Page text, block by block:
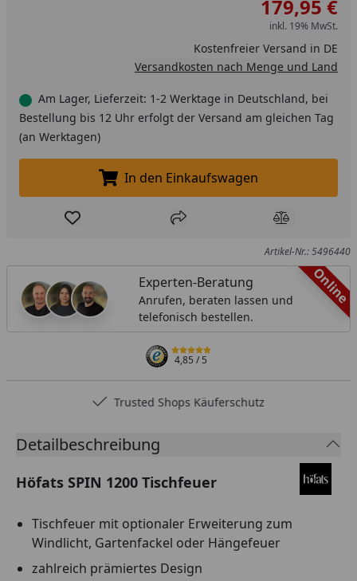
179,95 €
inkl. 19% MwSt.
Kostenfreier Versand in DE
Versandkosten nach Menge und Land
Am Lager, Lieferzeit: 1-2 Werktage in Deutschland, bei
Bestellung bis 12 Uhr erfolgt der Versand am gleichen Tag
(an Werktagen)
In den Einkaufswagen legen
In den Einkaufswagen
Produkt zur Wunschliste hinzufügen
Teilen Produkt
Artikel-Nr.: 5496440
Online
Experten-Beratung
Anrufen, beraten lassen und
telefonisch bestellen.
4,85/ 5
Trusted Shops Käuferschutz
Detailbeschreibung
Höfats SPIN 1200 Tischfeuer
Tischfeuer mit optionaler Erweiterung zum
Windlicht, Gartenfackel oder Hängefeuer
zahlreich prämiertes Design